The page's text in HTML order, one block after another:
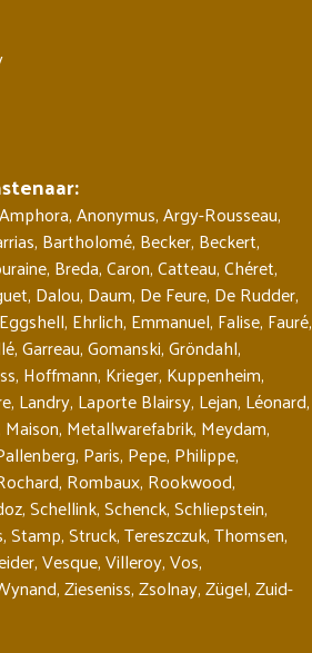
Amphora,Anonymus,Argy-Rousseau,
, Bartholomé, Becker, Beckert,
, Breda,Caron,Catteau,Chéret,
, Dalou, Daum, De Feure, De Rudder,
Eggshell, Ehrlich, Emmanuel, Falise, Fauré,
,Garreau,Gomanski,Gröndahl,
, Hoffmann, Krieger, Kuppenheim,
, Landry, Laporte Blairsy, Lejan, Léonard,
Maison, Metallwarefabrik, Meydam,
, Paris, Pepe, Philippe,
, Rombaux, Rookwood,
,Schellink,Schenck,Schliepstein,
,Stamp,Struck,Tereszczuk,Thomsen,
,Vesque,Villeroy,Vos,
,Zieseniss,Zsolnay,Zügel,Zuid-